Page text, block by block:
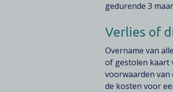
gedurende 3
Verlies of
Overname van
of gestolen kaart
voorwaarden van
de kosten voor